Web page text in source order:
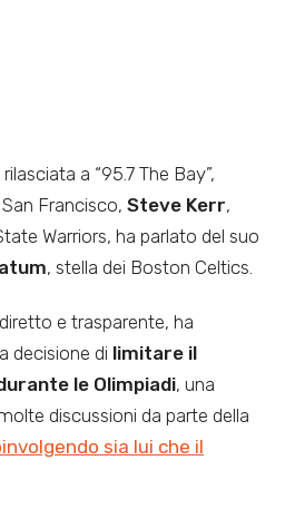
a “95.7 The Bay”,
Francisco, Steve Kerr,
Warriors, ha parlato del suo
, stella dei Boston Celtics.
e trasparente, ha
decisione di limitare il
le Olimpiadi, una
discussioni da parte della
sia lui che il